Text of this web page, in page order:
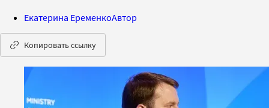
Екатерина ЕременкоАвтор
Копировать ссылку